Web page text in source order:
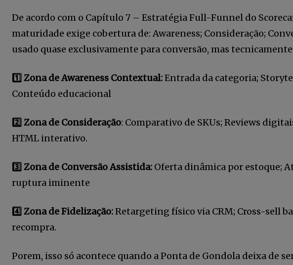
De acordo com o Capítulo 7 – Estratégia Full-Funnel do
maturidade exige cobertura de: Awareness; Consideração;
usado quase exclusivamente para conversão, mas
1️⃣ Zona de Awareness Contextual:Entrada da categoria;
Conteúdo educacional
2️⃣ Zona de Consideração: Comparativo de SKUs; Reviews
HTML interativo.
3️⃣ Zona de Conversão Assistida: Oferta dinâmica por estoque;
ruptura iminente
4️⃣ Zona de Fidelização:Retargeting físico via CRM; Cross-sell
recompra.
Porem, isso só acontece quando a Ponta de Gondola deixa de